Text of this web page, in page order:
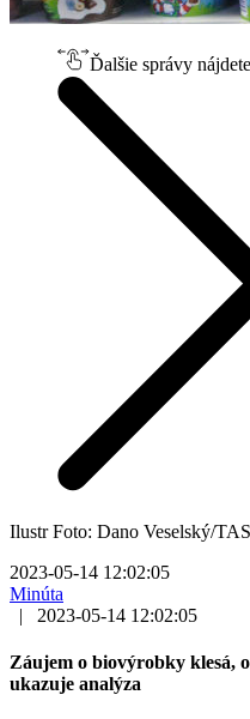
Ďalšie správy
Ilustr Foto: Dano Veselský/
2023-05-14 12:02:05
Minúta
|
2023-05-14 12:02:05
Záujem o biovýrobky klesá,
ukazuje analýza